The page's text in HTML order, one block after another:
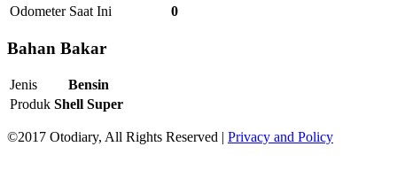
Odometer Saat Ini
0
Bahan Bakar
Jenis
Bensin
Produk Shell Super
©2017 Otodiary, All Rights Reserved | Privacy and Policy